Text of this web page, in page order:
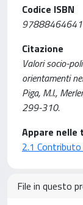
Codice ISBN
Citazione
Valori socio-
orientamenti
Piga, M.l.,
299-310.
Appare nelle
2.1
File in questo